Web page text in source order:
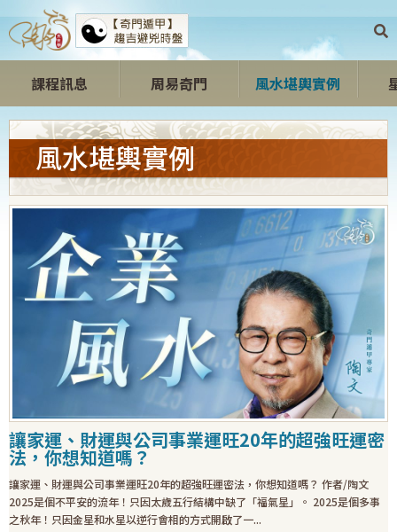
課程訊息 周易奇門 風水堪輿實例
開心開運區
風水堪輿實例
讓家運、財運與公司事業運旺20年的超強旺運密
法，你想知道嗎？
讓家運、財運與公司事業運旺20年的超強旺運密法，你想知道嗎？ 作者/陶文
2025是個不平安的流年！只因太歲五行結構中缺了「福氣星」。 2025是個多事
之秋年！只因金星和水星以逆行會相的方式開啟了一...